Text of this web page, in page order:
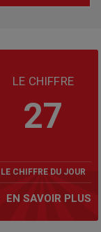
LE CHIFFRE
27
LE CHIFFRE DU JOUR
EN SAVOIR PLUS